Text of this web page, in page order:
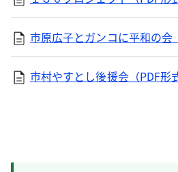
市原広子とガンコに平和の会
市村やすとし後援会（PDF形